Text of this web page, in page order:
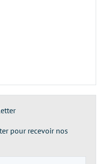
pour recevoir nos